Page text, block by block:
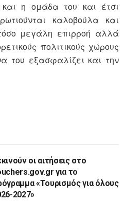
η ομάδα του και έτσι
καλοβούλα και
μεγάλη επιρροή αλλά
πολιτικούς χώρους
του εξασφαλίζει και την
οι αιτήσεις στο
για το
«Τουρισμός για όλους
2027»